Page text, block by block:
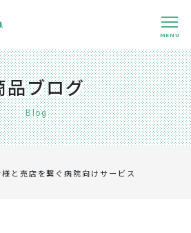
MENU
品ブログ
Blog
と売店を繋ぐ病院向けサービス